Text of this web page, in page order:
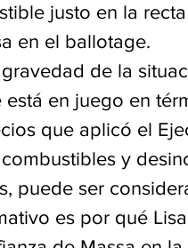
justo en la
en el ballotage.
de la
en juego en
que aplicó el
y
puede ser
es por qué